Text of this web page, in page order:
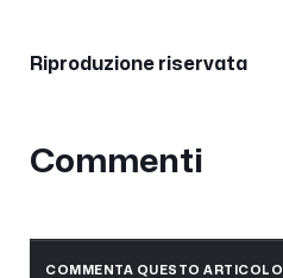
Riproduzione riservata
Commenti
COMMENTA QUESTO ARTICOLO